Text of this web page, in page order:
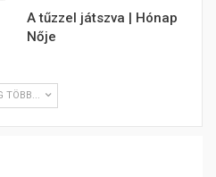
A tűzzel játszva | Hónap
Nője
TÖBB...